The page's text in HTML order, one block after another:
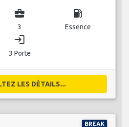
business_center
3
local_gas_station
Essence
login
3 Porte
LES DÉTAILS...
BREAK